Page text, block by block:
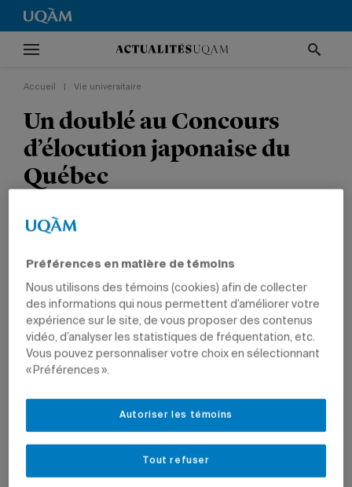
Accueil Vie universitaire
Un doublé au Concours
d’élocution japonaise du
Québec
Les étudiants Sami El‑Agha et Noémie Benoit
remportent le premier prix dans les catégories
Intermédiaire et Débutant.
VIE UNIVERSITAIRE TÊTES D'AFFICHE
PRIX ET DISTINCTIONS
COMMUNICATION
ÉTUDIANTS DIPLÔMÉS
Faculté de communication
Préférences en matière de témoins
Nous utilisons des témoins (cookies) afin de collecter
des informations qui nous permettent d’améliorer votre
expérience sur le site, de vous proposer des contenus
vidéo, d’analyser les statistiques de fréquentation, etc.
Vous pouvez personnaliser votre choix en sélectionnant
« Préférences ».
Tout refuser
Autoriser les témoins